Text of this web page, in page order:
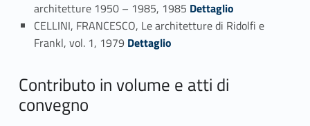
architetture 1950 – 1985, 1985 Dettaglio
CELLINI, FRANCESCO, Le architetture di Ridolfi e
Frankl, vol. 1, 1979 Link identifier #identifier_person_15271-42
Dettaglio
Contributo in volume e atti di
convegno